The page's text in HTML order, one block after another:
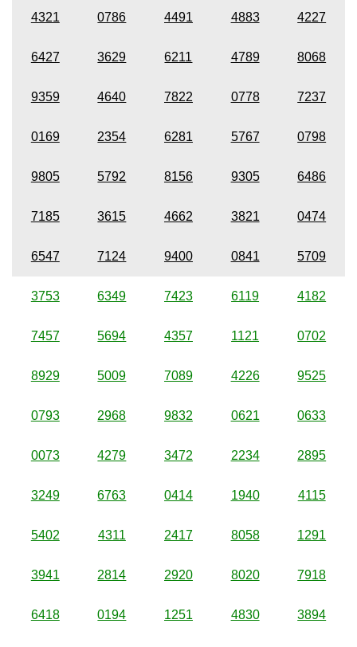
4321 0786 4491 4883 4227
6427 3629 6211 4789 8068
9359 4640 7822 0778 7237
0169 2354 6281 5767 0798
9805 5792 8156 9305 6486
7185 3615 4662 3821 0474
6547 7124 9400 0841 5709
3753 6349 7423 6119 4182
7457 5694 4357 1121 0702
8929 5009 7089 4226 9525
0793 2968 9832 0621 0633
0073 4279 3472 2234 2895
3249 6763 0414 1940 4115
5402 4311 2417 8058 1291
3941 2814 2920 8020 7918
6418 0194 1251 4830 3894